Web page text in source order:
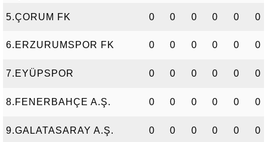
5.ÇORUM FK 0 0 0 0 0 0
6.ERZURUMSPOR FK 0 0 0 0 0 0
7.EYÜPSPOR 0 0 0 0 0 0
8.FENERBAHÇE A.Ş. 0 0 0 0 0 0
9.GALATASARAY A.Ş. 0 0 0 0 0 0